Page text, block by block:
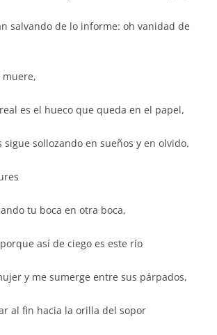
salvando de lo informe: oh vanidad de
muere,
es el hueco que queda en el papel,
sigue sollozando en sueños y en olvido.
tu boca en otra boca,
así de ciego es este río
y me sumerge entre sus párpados,
al fin hacia la orilla del sopor